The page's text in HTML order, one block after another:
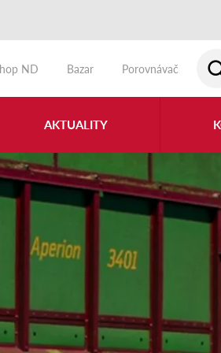
ND
Bazar Porovnávač
AKTUALITY